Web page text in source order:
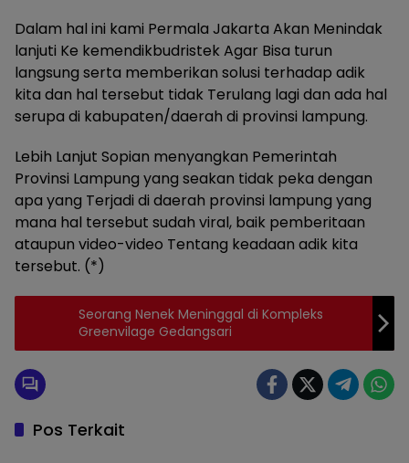
Dalam hal ini kami Permala Jakarta Akan Menindak
lanjuti Ke kemendikbudristek Agar Bisa turun
langsung serta memberikan solusi terhadap adik
kita dan hal tersebut tidak Terulang lagi dan ada hal
serupa di kabupaten/daerah di provinsi lampung.
Lebih Lanjut Sopian menyangkan Pemerintah
Provinsi Lampung yang seakan tidak peka dengan
apa yang Terjadi di daerah provinsi lampung yang
mana hal tersebut sudah viral, baik pemberitaan
ataupun video-video Tentang keadaan adik kita
tersebut. (*)
Seorang Nenek Meninggal di Kompleks
Greenvilage Gedangsari
Pos Terkait
Lampung